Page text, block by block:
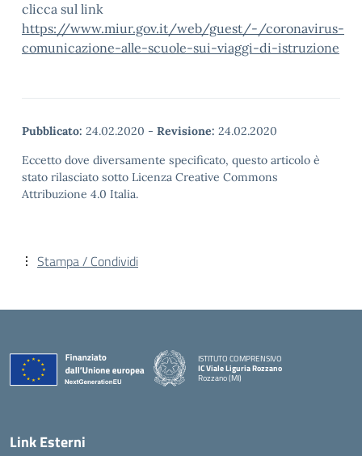
clicca sul link
https://www.miur.gov.it/web/guest/-/coronavirus-
comunicazione-alle-scuole-sui-viaggi-di-istruzione
Pubblicato: 24.02.2020 - Revisione: 24.02.2020
Eccetto dove diversamente specificato, questo articolo è
stato rilasciato sotto Licenza Creative Commons
Attribuzione 4.0 Italia.
Stampa / Condividi
ISTITUTO COMPRENSIVO
IC Viale Liguria Rozzano
Rozzano (MI)
Link Esterni